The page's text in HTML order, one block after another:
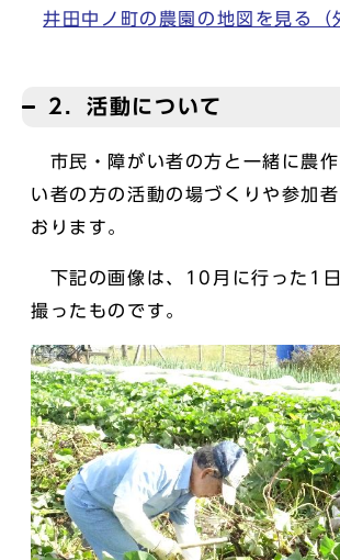
井田中ノ町の農園の地図を見る（
2．活動について
市民・障がい者の方と一緒に農
い者の方の活動の場づくりや参加
おります。
下記の画像は、10月に行った1
撮ったものです。